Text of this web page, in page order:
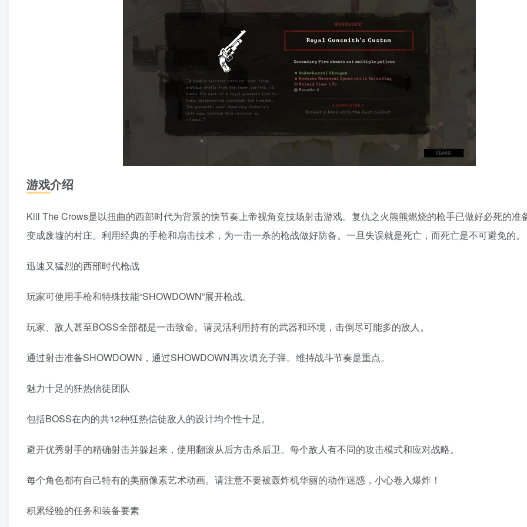
游戏介绍
Kill The Crows是以扭曲的西部时代为背景的快节奏上帝视角竞技场射击游戏。复仇之火熊熊燃烧的枪手已做好必死的准
变成废墟的村庄。利用经典的手枪和扇击技术，为一击一杀的枪战做好防备。一旦失误就是死亡，而死亡是不可避免的。
迅速又猛烈的西部时代枪战
玩家可使用手枪和特殊技能“SHOWDOWN”展开枪战。
玩家、敌人甚至BOSS全部都是一击致命。请灵活利用持有的武器和环境，击倒尽可能多的敌人。
通过射击准备SHOWDOWN，通过SHOWDOWN再次填充子弹。维持战斗节奏是重点。
魅力十足的狂热信徒团队
包括BOSS在内的共12种狂热信徒敌人的设计均个性十足。
避开优秀射手的精确射击并躲起来，使用翻滚从后方击杀后卫。每个敌人有不同的攻击模式和应对战略。
每个角色都有自己特有的美丽像素艺术动画。请注意不要被轰炸机华丽的动作迷惑，小心卷入爆炸！
积累经验的任务和装备要素